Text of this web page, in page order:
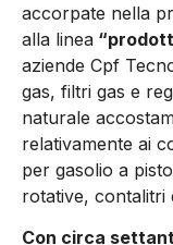
accorpate nella
alla linea
aziende Cpf
gas, filtri gas e
naturale
relativamente ai
per gasolio a
rotative, contalitri
Con circa